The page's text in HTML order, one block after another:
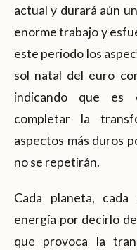
actual y durará aún
enorme trabajo y
este periodo los
sol natal del euro
indicando que es
completar la
aspectos más duros
no se repetirán.
Cada planeta,
energía por decirlo
que provoca la